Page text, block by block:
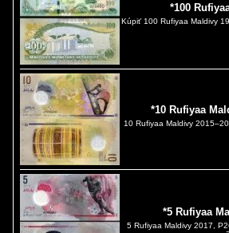
*100
Kúpiť 100 Rufiyaa Maldivy
*10 Rufiyaa
10 Rufiyaa Maldivy
*5 Rufiyaa
5 Rufiyaa Maldivy 2017,